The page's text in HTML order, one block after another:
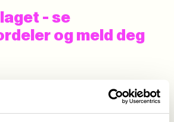
- se
og meld deg